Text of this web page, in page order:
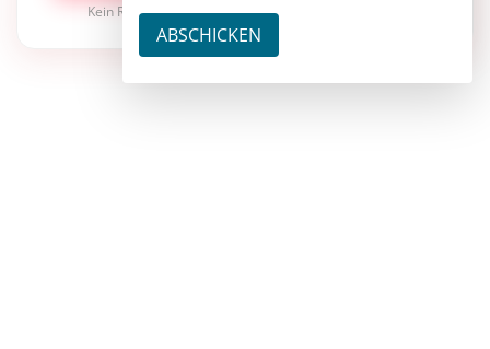
Kein Risiko · jederzeit kündbar